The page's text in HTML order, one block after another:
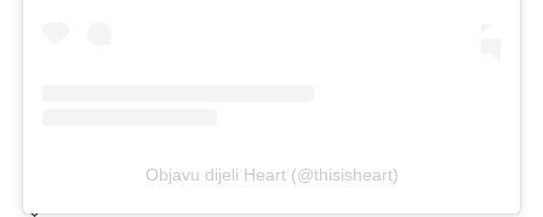
Objavu dijeli Heart (@thisisheart)